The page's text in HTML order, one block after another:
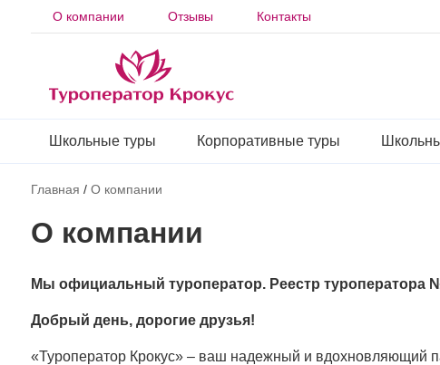
О компании Отзывы Контакты
Школьные туры Корпоративные туры
Главная / О компании
О компании
Мы официальный туроператор. Реестр туроператора
Добрый день, дорогие друзья!
«Туроператор Крокус» – ваш надежный и вдохновляющий